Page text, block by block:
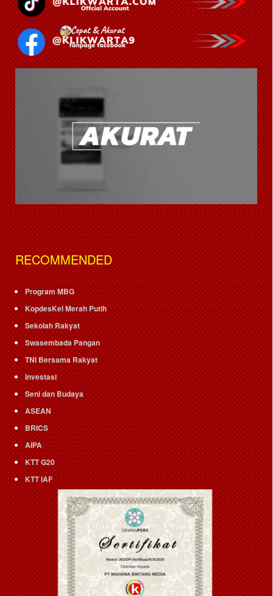
RECOMMENDED
Program MBG
KopdesKel Merah Putih
Sekolah Rakyat
Swasembada Pangan
TNI Bersama Rakyat
Investasi
Seni dan Budaya
ASEAN
BRICS
AIPA
KTT G20
KTT IAF